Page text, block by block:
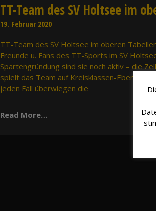
TT-Team des SV Holtsee im
19. Februar 2020
TT-Team des SV Holtsee im oberen
Freunde u. Fans des TT-Sports im SV
Spartengründung sind sie noch aktiv – die
spielt das Team auf Kreisklassen-Ebene
jeden Fall überwiegen die
Read More…